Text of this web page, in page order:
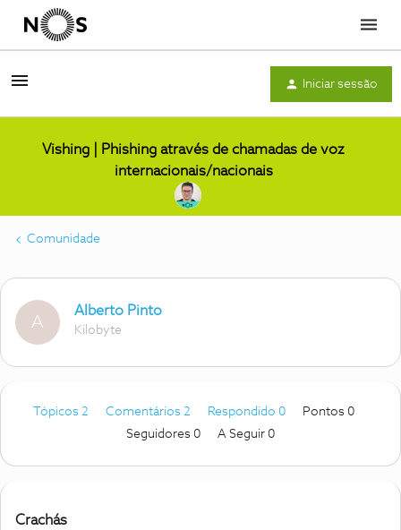
Menu
Iniciar sessão
Vishing | Phishing através de chamadas de voz
internacionais/nacionais
Comunidade
A
Alberto Pinto
Kilobyte
Tópicos 2 Comentários 2 Respondido 0
Pontos 0
Seguidores 0 A Seguir 0
Crachás